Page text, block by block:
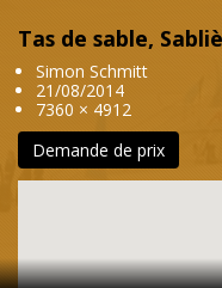
Tas de sable,
Simon Schmitt
21/08/2014
7360 × 4912
Demande de prix